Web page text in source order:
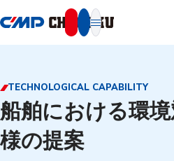
TECHNOLOGICAL CAPABILITY
船舶における環
様の提案